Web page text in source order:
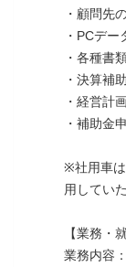
・顧問先
・PCデー
・各種書
・決算補助
・経営計
・補助金
※社用車
用してい
【業務・
業務内容